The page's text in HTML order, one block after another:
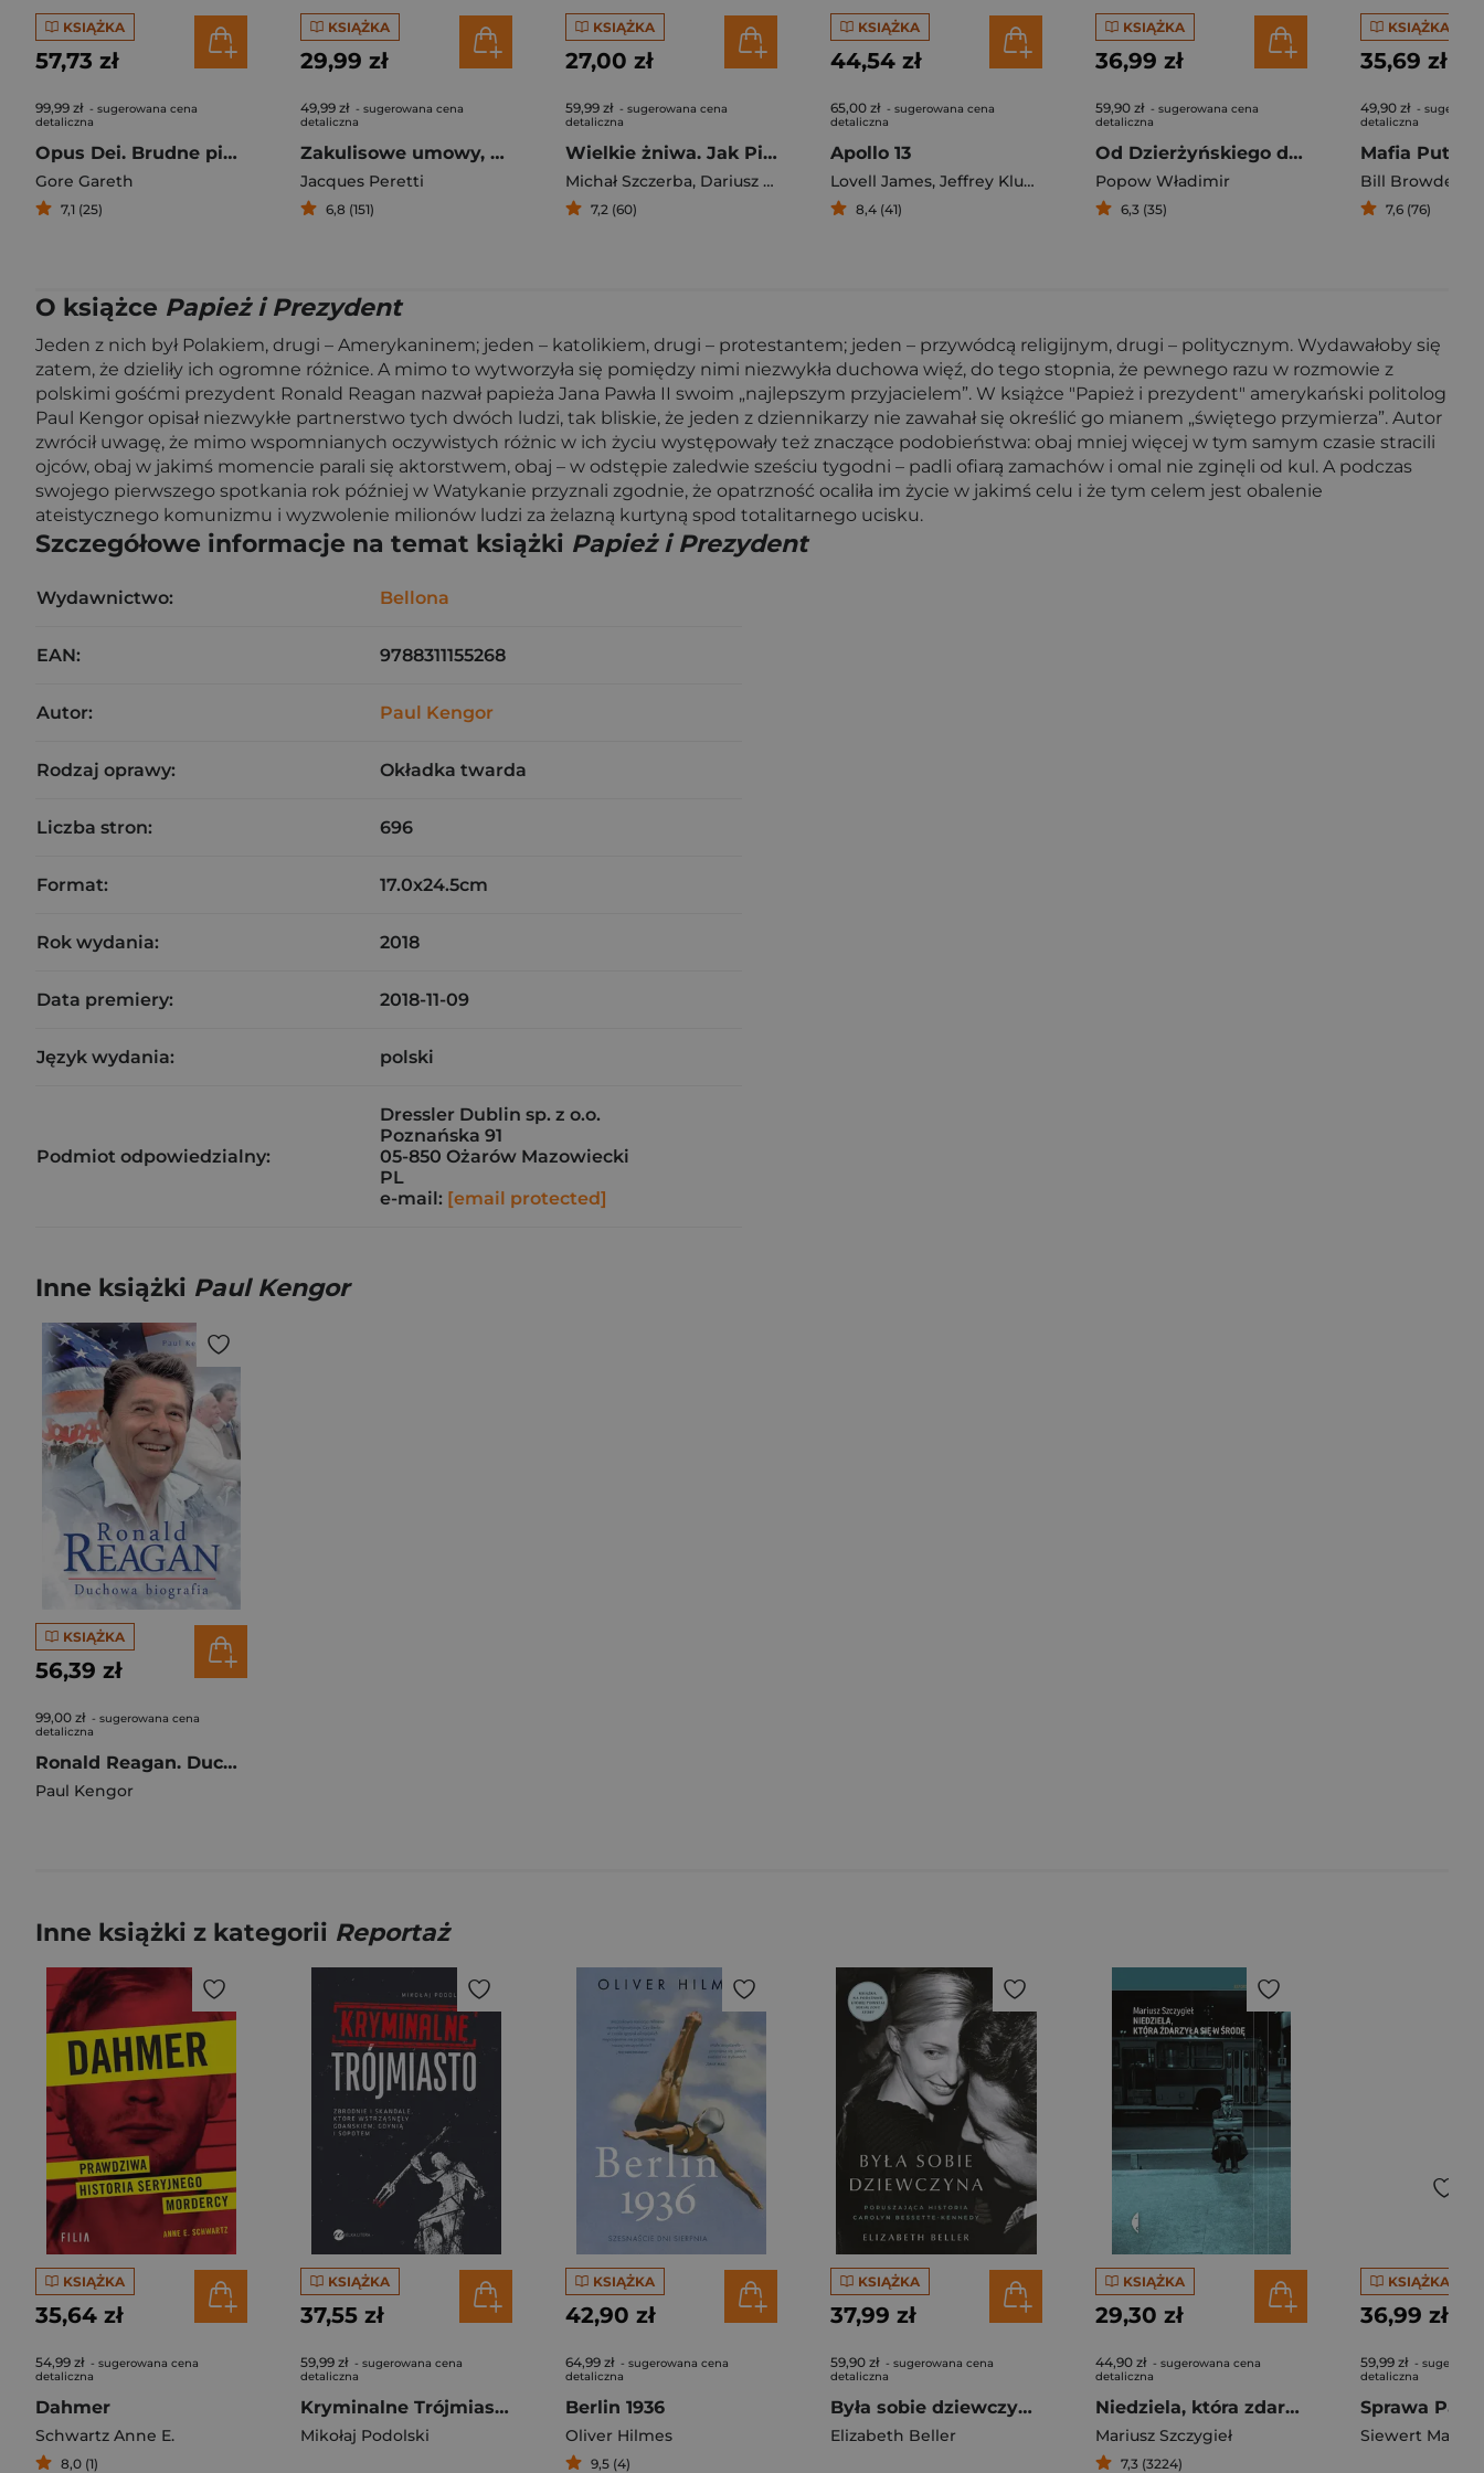
KSIĄŻKA
57,73 zł
99,99 zł - sugerowana cena
detaliczna
Opus Dei. Brudne pieniądze, handel ludźmi i skrajnie prawicowa organizacja kościelna
Gore Gareth
7,1 (25)
KSIĄŻKA
29,99 zł
49,99 zł - sugerowana cena
detaliczna
Zakulisowe umowy, które zmieniły świat
Jacques Peretti
6,8 (151)
KSIĄŻKA
27,00 zł
59,99 zł - sugerowana cena
detaliczna
Wielkie żniwa. Jak PiS ukradł Polskę
Michał Szczerba, Dariusz Joński
7,2 (60)
KSIĄŻKA
44,54 zł
65,00 zł - sugerowana cena
detaliczna
Apollo 13
Lovell James, Jeffrey Kluger
8,4 (41)
KSIĄŻKA
36,99 zł
59,90 zł - sugerowana cena
detaliczna
Od Dzierżyńskiego do Putina Służby specjalne Rosji w walce o dominację nad światem 1917-2036
Popow Władimir
6,3 (35)
KSIĄŻKA
35,69 zł
49,90 zł -
detaliczna
Bill Browder
7,6 (76)
O książce Papież i Prezydent
Jeden z nich był Polakiem, drugi – Amerykaninem; jeden – katolikiem, drugi – protestantem; jeden – przywódcą religijnym, drugi – politycznym. Wydawałoby się
zatem, że dzieliły ich ogromne różnice. A mimo to wytworzyła się pomiędzy nimi niezwykła duchowa więź, do tego stopnia, że pewnego razu w rozmowie z
polskimi gośćmi prezydent Ronald Reagan nazwał papieża Jana Pawła II swoim „najlepszym przyjacielem”. W książce "Papież i prezydent" amerykański politolog
Paul Kengor opisał niezwykłe partnerstwo tych dwóch ludzi, tak bliskie, że jeden z dziennikarzy nie zawahał się określić go mianem „świętego przymierza”. Autor
zwrócił uwagę, że mimo wspomnianych oczywistych różnic w ich życiu występowały też znaczące podobieństwa: obaj mniej więcej w tym samym czasie stracili
ojców, obaj w jakimś momencie parali się aktorstwem, obaj – w odstępie zaledwie sześciu tygodni – padli ofiarą zamachów i omal nie zginęli od kul. A podczas
swojego pierwszego spotkania rok później w Watykanie przyznali zgodnie, że opatrzność ocaliła im życie w jakimś celu i że tym celem jest obalenie
ateistycznego komunizmu i wyzwolenie milionów ludzi za żelazną kurtyną spod totalitarnego ucisku.
Szczegółowe informacje na temat książki Papież i Prezydent
Wydawnictwo: Bellona
EAN: 9788311155268
Autor: Paul Kengor
Rodzaj oprawy: Okładka twarda
Liczba stron: 696
Format: 17.0x24.5cm
Rok wydania: 2018
Data premiery: 2018-11-09
Język wydania: polski
Podmiot odpowiedzialny:
Dressler Dublin sp. z o.o.
Poznańska 91
05-850 Ożarów Mazowiecki
PL
e-mail: [email protected]
Inne książki Paul Kengor
KSIĄŻKA
56,39 zł
99,00 zł - sugerowana cena
detaliczna
Ronald Reagan. Duchowa biografia
Paul Kengor
Inne książki z kategorii Reportaż
KSIĄŻKA
35,64 zł
54,99 zł - sugerowana cena
detaliczna
Dahmer
Schwartz Anne E.
8,0 (1)
KSIĄŻKA
37,55 zł
59,99 zł - sugerowana cena
detaliczna
Kryminalne Trójmiasto
Mikołaj Podolski
KSIĄŻKA
42,90 zł
64,99 zł - sugerowana cena
detaliczna
Berlin 1936
Oliver Hilmes
9,5 (4)
KSIĄŻKA
37,99 zł
59,90 zł - sugerowana cena
detaliczna
Była sobie dziewczyna… Poruszająca historia Carolyn Bessette-Kennedy
Elizabeth Beller
KSIĄŻKA
29,30 zł
44,90 zł - sugerowana cena
detaliczna
Niedziela, która zdarzyła się w środę
Mariusz Szczygieł
7,3 (3224)
KSIĄŻKA
36,99 zł
59,99 zł -
detaliczna
Siewert Marek